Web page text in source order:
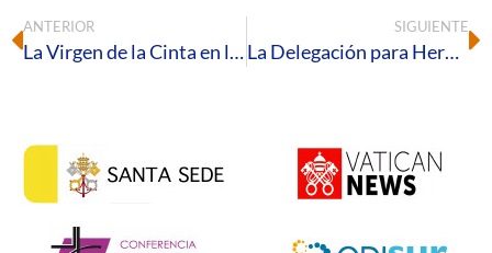
ANTERIOR
La Virgen de la Cinta en la exposición de Montañés
SIGUIENTE
La Delegación para Hermandades y Cofradías hace pública la reforma de las Normas Diocesanas